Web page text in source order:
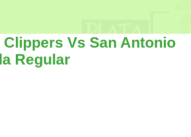
Vs San Antonio
Regular